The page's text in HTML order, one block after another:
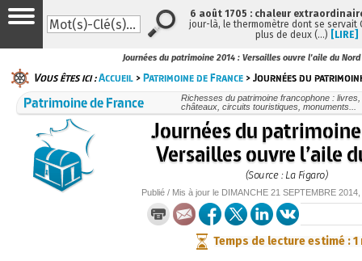
Journées du patrimoine 2014 : Versailles ouvre l'aile du Nord
Vous êtes ici :Accueil >Patrimoine de France > Journées du
Patrimoine de France
Richesses du patrimoine francophone :
châteaux, circuits touristiques, monuments...
Journées du
Versailles ouvre l’aile
(Source : La Figaro)
Publié / Mis à jour le DIMANCHE 21 SEPTEMBRE 2014
Temps de lecture estimé : 1
6 août 1705 : chaleur
jour-là, le thermomètre dont se servait
plus de deux (…) [LIRE]